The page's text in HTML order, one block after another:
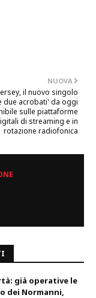
NUOVA
il nuovo singolo
due acrobati' da oggi
sulle piattaforme
di streaming e in
rotazione radiofonica
già operative le
dei Normanni,